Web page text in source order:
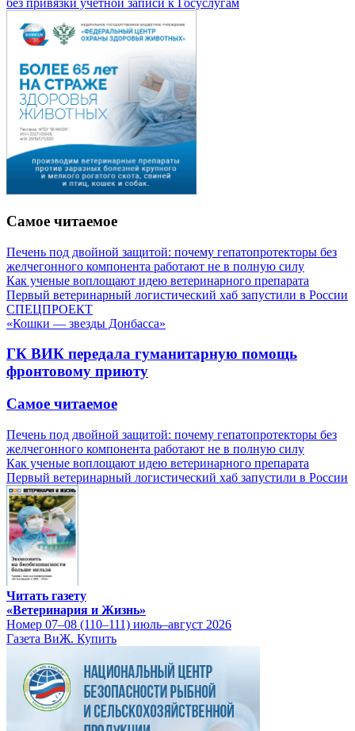
Самое читаемое
Печень под двойной защитой: почему гепатопротекторы без
желчегонного компонента работают не в полную силу
Как ученые воплощают идею ветеринарного препарата
Первый ветеринарный логистический хаб запустили в России
СПЕЦПРОЕКТ
«Кошки — звезды Донбасса»
ГК ВИК передала гуманитарную помощь
фронтовому приюту
Самое читаемое
Печень под двойной защитой: почему гепатопротекторы без
желчегонного компонента работают не в полную силу
Как ученые воплощают идею ветеринарного препарата
Первый ветеринарный логистический хаб запустили в России
Читать газету
«Ветеринария и Жизнь»
Номер 07–08 (110–111) июль–август 2026
Газета ВиЖ. Купить